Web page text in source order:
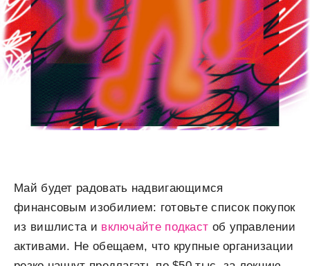
Май будет радовать надвигающимся
финансовым изобилием: готовьте список покупок
из вишлиста и включайте подкаст об управлении
активами. Не обещаем, что крупные организации